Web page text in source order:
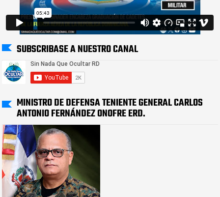
SUBSCRIBASE A NUESTRO CANAL
MINISTRO DE DEFENSA TENIENTE GENERAL CARLOS
ANTONIO FERNÁNDEZ ONOFRE ERD.